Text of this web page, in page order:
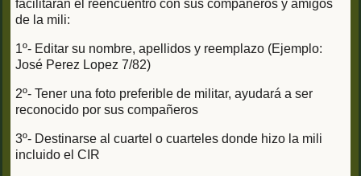
facilitaran el reencuentro con sus compañeros y amigos
de la mili:
1º- Editar su nombre, apellidos y reemplazo (Ejemplo:
José Perez Lopez 7/82)
2º- Tener una foto preferible de militar, ayudará a ser
reconocido por sus compañeros
3º- Destinarse al cuartel o cuarteles donde hizo la mili
incluido el CIR